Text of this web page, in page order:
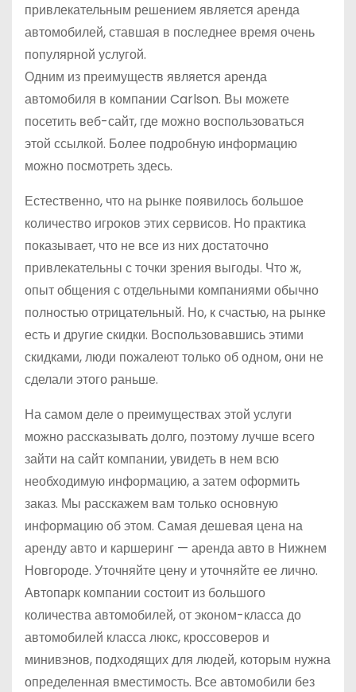
привлекательным решением является аренда
автомобилей, ставшая в последнее время очень
популярной услугой.
Одним из преимуществ является аренда
автомобиля в компании Carlson. Вы можете
посетить веб-сайт, где можно воспользоваться
этой ссылкой. Более подробную информацию
можно посмотреть здесь.
Естественно, что на рынке появилось большое
количество игроков этих сервисов. Но практика
показывает, что не все из них достаточно
привлекательны с точки зрения выгоды. Что ж,
опыт общения с отдельными компаниями обычно
полностью отрицательный. Но, к счастью, на рынке
есть и другие скидки. Воспользовавшись этими
скидками, люди пожалеют только об одном, они не
сделали этого раньше.
На самом деле о преимуществах этой услуги
можно рассказывать долго, поэтому лучше всего
зайти на сайт компании, увидеть в нем всю
необходимую информацию, а затем оформить
заказ. Мы расскажем вам только основную
информацию об этом. Самая дешевая цена на
аренду авто и каршеринг — аренда авто в Нижнем
Новгороде. Уточняйте цену и уточняйте ее лично.
Автопарк компании состоит из большого
количества автомобилей, от эконом-класса до
автомобилей класса люкс, кроссоверов и
минивэнов, подходящих для людей, которым нужна
определенная вместимость. Все автомобили без